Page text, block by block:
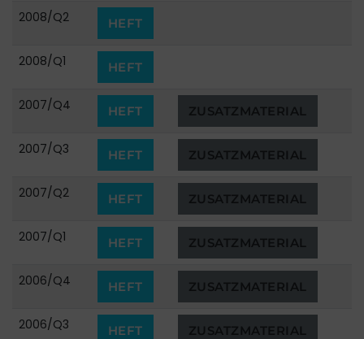
2008/Q2 HEFT
2008/Q1 HEFT
2007/Q4 HEFT ZUSATZMATERIAL
2007/Q3 HEFT ZUSATZMATERIAL
2007/Q2 HEFT ZUSATZMATERIAL
2007/Q1 HEFT ZUSATZMATERIAL
2006/Q4 HEFT ZUSATZMATERIAL
2006/Q3 HEFT ZUSATZMATERIAL